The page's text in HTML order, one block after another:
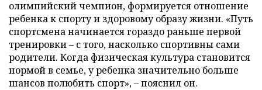
олимпийский чемпион, формируется отношение
ребенка к спорту и здоровому образу жизни. «Путь
спортсмена начинается гораздо раньше первой
тренировки – с того, насколько спортивны сами
родители. Когда физическая культура становится
нормой в семье, у ребенка значительно больше
шансов полюбить спорт», – пояснил он.